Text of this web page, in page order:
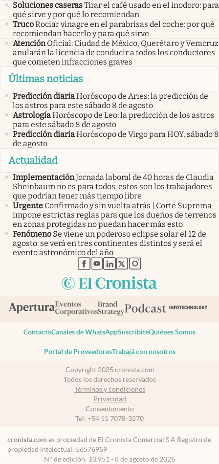
Soluciones caserasTirar el café usado en el inodoro: para
qué sirve y por qué lo recomiendan
TrucoRociar vinagre en el parabrisas del coche: por qué
recomiendan hacerlo y para qué sirve
Atención Oficial: Ciudad de México, Querétaro y Veracruz
anularán la licencia de conducir a todos los conductores
que cometen infracciones graves
Últimas noticias
Predicción diariaHoróscopo de Aries: la predicción de
los astros para este sábado 8 de agosto
AstrologíaHoróscopo de Leo: la predicción de los astros
para este sábado 8 de agosto
Predicción diariaHoróscopo de Virgo para HOY, sábado 8
de agosto
Actualidad
ImplementaciónJornada laboral de 40 horas de Claudia
Sheinbaum no es para todos: estos son los trabajadores
que podrían tener más tiempo libre
Urgente Confirmado y sin vuelta atrás | Corte Suprema
impone estrictas reglas para que los dueños de terrenos
en zonas protegidas no puedan hacer más esto
Fenómeno Se viene un poderoso eclipse solar el 12 de
agosto: se verá en tres continentes distintos y será el
evento astronómico del año
abre en nueva pestaña
abre en nueva pestaña
abre en nueva pestaña
abre en nueva pestaña
abre en nueva pestaña
ContactoCanales de WhatsAppSuscribiteQuiénes Somos
Portal de ProveedoresTrabajá con nosotros
Copyright 2025 cronista.com
Todos los derechos reservados
Términos y condiciones
Privacidad
Consentimiento
Tel: +54 11 7078-3270
cronista.com es propiedad de El Cronista Comercial S.A Registro de
propiedad intelectual: 56576959
N° de edición: 10.951 - 8 de agosto de 2026